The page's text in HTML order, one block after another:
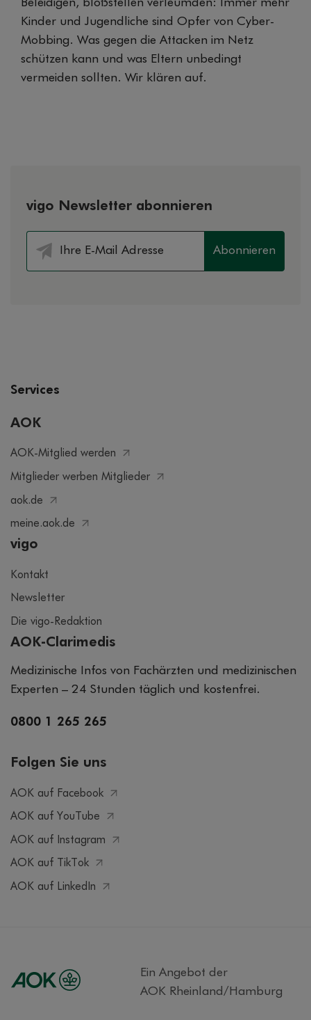
Kinder und Jugendliche sind Opfer von Cyber-
Mobbing. Was gegen die Attacken im Netz
schützen kann und was Eltern unbedingt
vermeiden sollten. Wir klären auf.
vigo Newsletter abonnieren
Abonnieren
Services
AOK
AOK-Mitglied werden
Mitglieder werben Mitglieder
aok.de
meine.aok.de
vigo
Kontakt
Newsletter
Die vigo-Redaktion
AOK-Clarimedis
Medizinische Infos von Fachärzten und medizinischen
Experten – 24 Stunden täglich und kostenfrei.
0800 1 265 265
Folgen Sie uns
AOK auf Facebook
AOK auf YouTube
AOK auf Instagram
AOK auf TikTok
AOK auf LinkedIn
Ein Angebot der
AOK Rheinland/Hamburg